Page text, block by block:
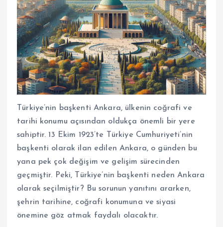
Türkiye’nin başkenti Ankara, ülkenin coğrafi ve
tarihi konumu açısından oldukça önemli bir yere
sahiptir. 13 Ekim 1923’te Türkiye Cumhuriyeti’nin
başkenti olarak ilan edilen Ankara, o günden bu
yana pek çok değişim ve gelişim sürecinden
geçmiştir. Peki, Türkiye’nin başkenti neden Ankara
olarak seçilmiştir? Bu sorunun yanıtını ararken,
şehrin tarihine, coğrafi konumuna ve siyasi
önemine göz atmak faydalı olacaktır.